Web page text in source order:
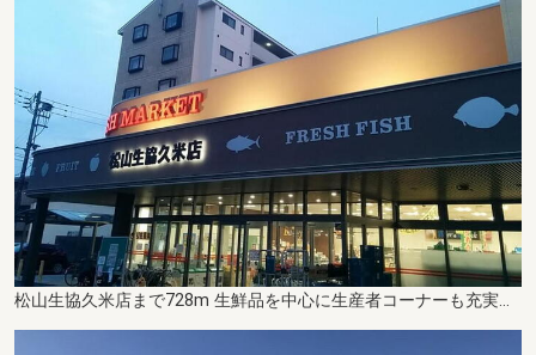
松山生協久米店まで728m 生鮮品を中心に生産者コーナーも充実した地域密着型店舗。水の自動販売機やスピードセルフレジもありお買い物に便利です。